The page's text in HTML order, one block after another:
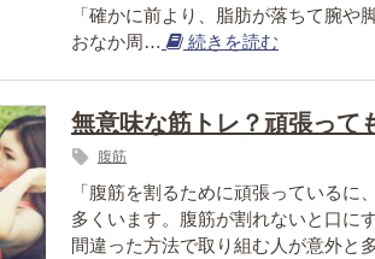
「確かに前より、脂肪が落ちて腕
おなか周…
続きを読む
無意味な筋トレ？頑張って
腹筋
「腹筋を割るために頑張っているに
多くいます。腹筋が割れないと口に
間違った方法で取り組む人が意外と